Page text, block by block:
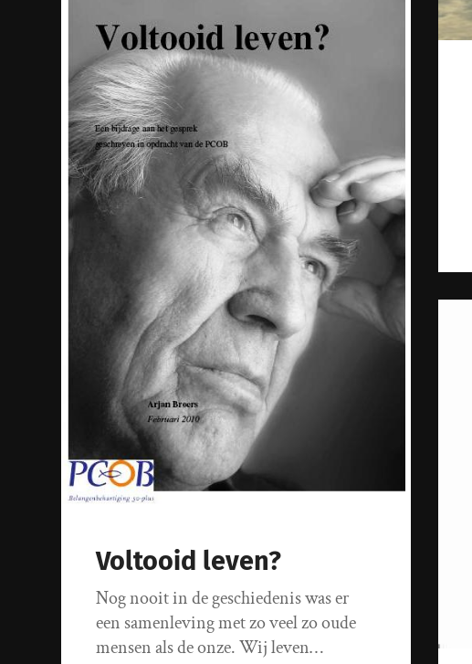
Voltooid leven?
Nog nooit in de geschiedenis was er
een samenleving met zo veel zo oude
mensen als de onze. Wij leven…